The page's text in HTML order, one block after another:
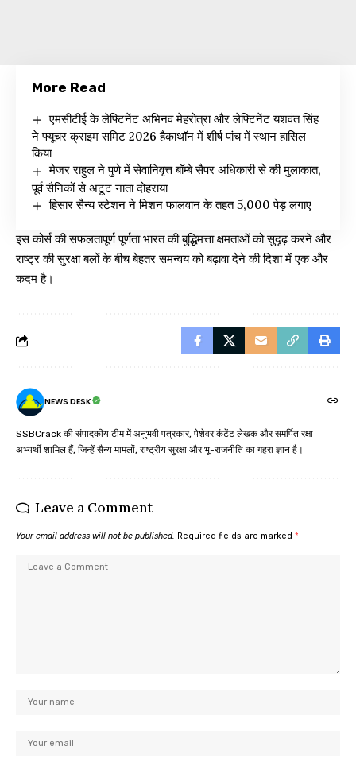
More Read
एमसीटीई के लेफ्टिनेंट अभिनव मेहरोत्रा और लेफ्टिनेंट यशवंत सिंह
ने फ्यूचर क्राइम समिट 2026 हैकाथॉन में शीर्ष पांच में स्थान हासिल
किया
मेजर राहुल ने पुणे में सेवानिवृत्त बॉम्बे सैपर अधिकारी से की मुलाकात,
पूर्व सैनिकों से अटूट नाता दोहराया
हिसार सैन्य स्टेशन ने मिशन फालवान के तहत 5,000 पेड़ लगाए
इस कोर्स की सफलतापूर्ण पूर्णता भारत की बुद्धिमत्ता क्षमताओं को सुदृढ़ करने और
राष्ट्र की सुरक्षा बलों के बीच बेहतर समन्वय को बढ़ावा देने की दिशा में एक और
कदम है।
NEWS DESK
SSBCrack की संपादकीय टीम में अनुभवी पत्रकार, पेशेवर कंटेंट लेखक और समर्पित रक्षा
अभ्यर्थी शामिल हैं, जिन्हें सैन्य मामलों, राष्ट्रीय सुरक्षा और भू-राजनीति का गहरा ज्ञान है।
Leave a Comment
Your email address will not be published. Required fields are marked *